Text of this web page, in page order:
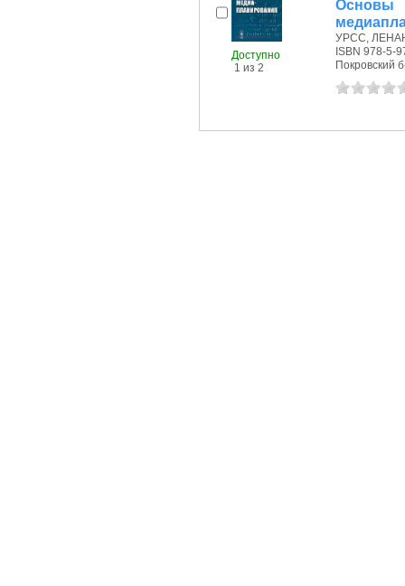
Доступно
1 из 2
Основы
УРСС,
ISBN 978-5-
Покровский